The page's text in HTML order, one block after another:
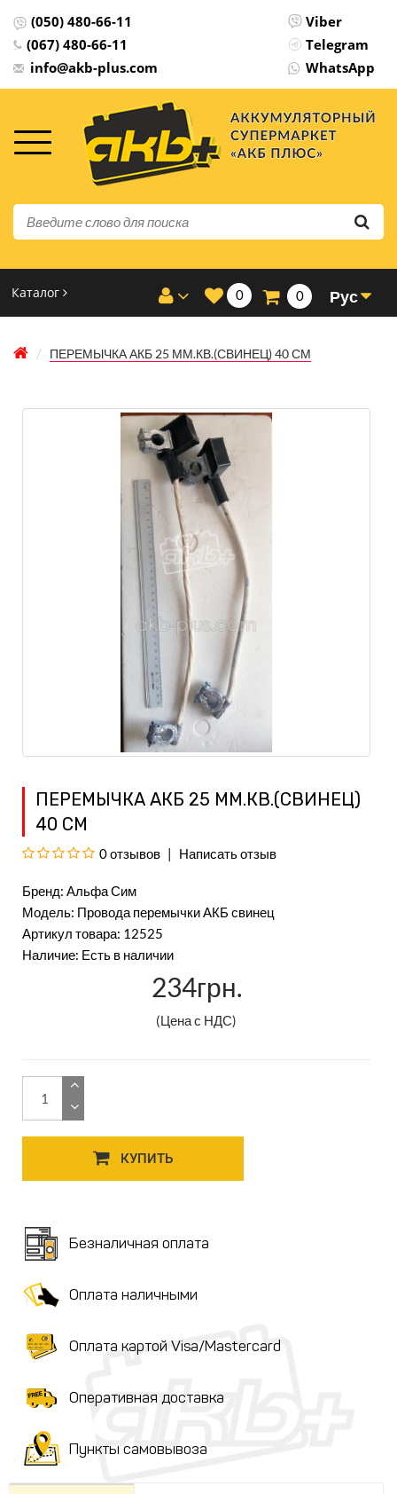
(050) 480-66-11
(067) 480-66-11
info@akb-plus.com
Viber
Telegram
WhatsApp
0 0 Рус
Каталог
ПЕРЕМЫЧКА АКБ 25 ММ.КВ.(СВИНЕЦ) 40 СМ
ПЕРЕМЫЧКА АКБ 25 ММ.КВ.(СВИНЕЦ)
40 СМ
0 отзывов Написать отзыв
Бренд: Альфа Сим
Модель: Провода перемычки АКБ свинец
Артикул товара: 12525
Наличие: Есть в наличии
234грн.
(Цена с НДС)
КУПИТЬ
Безналичная оплата
Оплата наличными
Оплата картой Visa/Mastercard
Оперативная доставка
Пункты самовывоза